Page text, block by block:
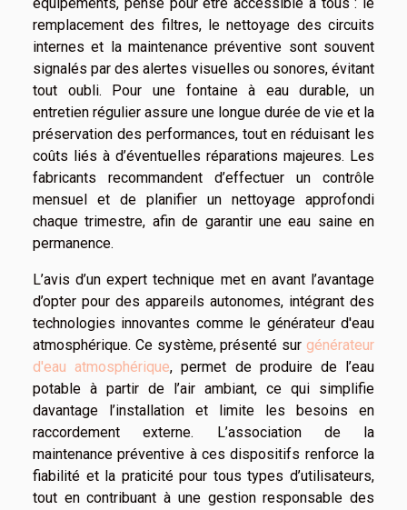
équipements, pensé pour être accessible à tous : le
remplacement des filtres, le nettoyage des circuits
internes et la maintenance préventive sont souvent
signalés par des alertes visuelles ou sonores, évitant
tout oubli. Pour une fontaine à eau durable, un
entretien régulier assure une longue durée de vie et la
préservation des performances, tout en réduisant les
coûts liés à d’éventuelles réparations majeures. Les
fabricants recommandent d’effectuer un contrôle
mensuel et de planifier un nettoyage approfondi
chaque trimestre, afin de garantir une eau saine en
permanence.
L’avis d’un expert technique met en avant l’avantage
d’opter pour des appareils autonomes, intégrant des
technologies innovantes comme le générateur d'eau
atmosphérique. Ce système, présenté sur générateur
d'eau atmosphérique, permet de produire de l’eau
potable à partir de l’air ambiant, ce qui simplifie
davantage l’installation et limite les besoins en
raccordement externe. L’association de la
maintenance préventive à ces dispositifs renforce la
fiabilité et la praticité pour tous types d’utilisateurs,
tout en contribuant à une gestion responsable des